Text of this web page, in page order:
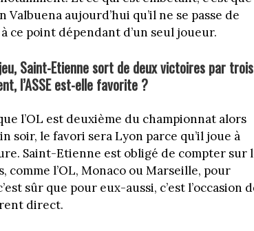
aujourd’hui qu’il ne se passe de
ce point dépendant d’un seul joueur.
Saint-Etienne sort de deux victoires par trois
l’ASSE est-elle favorite ?
l’OL est deuxième du championnat alors
soir, le favori sera Lyon parce qu’il joue à
Saint-Etienne est obligé de compter sur
comme l’OL, Monaco ou Marseille, pour
sûr que pour eux-aussi, c’est l’occasion
direct.